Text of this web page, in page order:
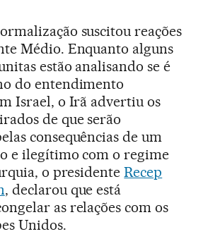
suscitou reações
Médio. Enquanto alguns
estão analisando se é
do entendimento
Israel, o Irã advertiu os
de que serão
consequências de um
e ilegítimo com o regime
o presidenteRecep
, declarou que está
as relações com os
Unidos.